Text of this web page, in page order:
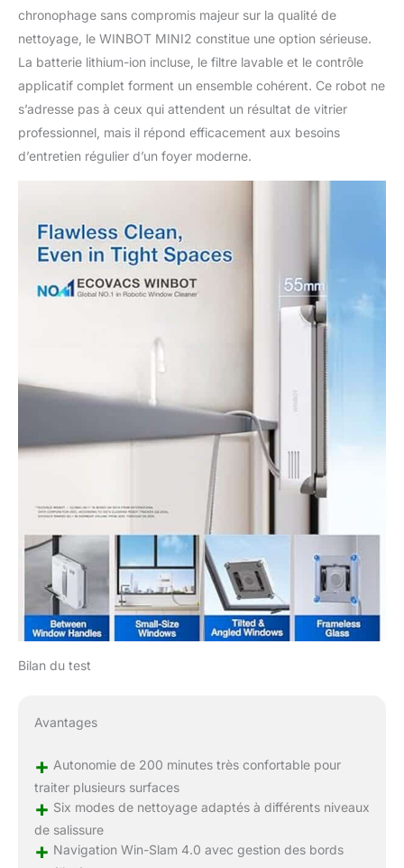
chronophage sans compromis majeur sur la qualité de
nettoyage, le WINBOT MINI2 constitue une option sérieuse.
La batterie lithium-ion incluse, le filtre lavable et le contrôle
applicatif complet forment un ensemble cohérent. Ce robot ne
s’adresse pas à ceux qui attendent un résultat de vitrier
professionnel, mais il répond efficacement aux besoins
d’entretien régulier d’un foyer moderne.
Bilan du test
Avantages
+ Autonomie de 200 minutes très confortable pour
traiter plusieurs surfaces
+ Six modes de nettoyage adaptés à différents niveaux
de salissure
+ Navigation Win-Slam 4.0 avec gestion des bords